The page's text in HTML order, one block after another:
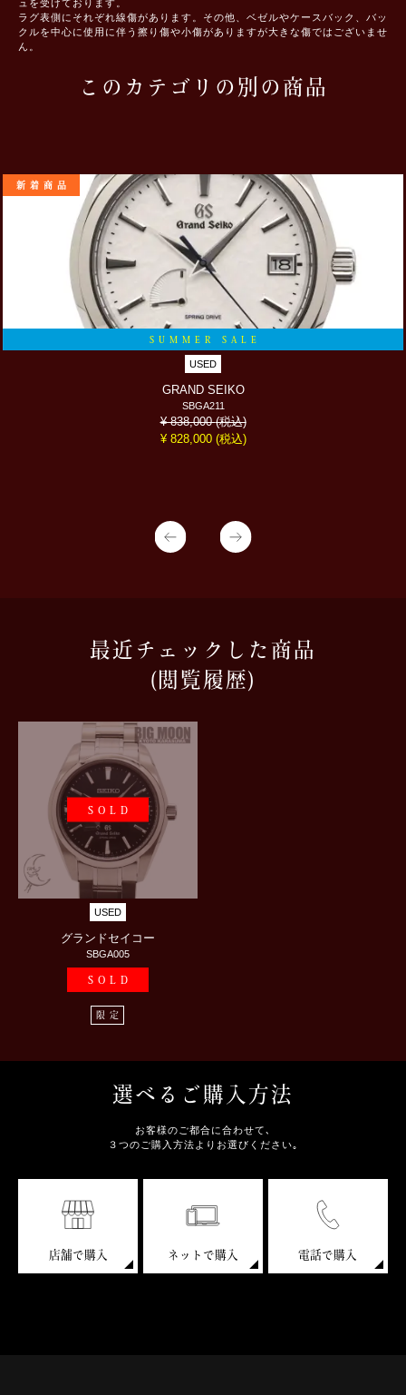
ュを受けております。
ラグ表側にそれぞれ線傷があります。その他、ベゼルやケースバック、バッ
クルを中心に使用に伴う擦り傷や小傷がありますが大きな傷ではございませ
ん。
このカテゴリの別の商品
SUMMER SALE
USED
GRAND SEIKO
SBGA211
¥ 838,000(税込)
¥ 828,000 (税込)
新着商品
最近チェックした商品
(閲覧履歴)
SOLD
USED
グランドセイコー
SBGA005
SOLD
限定
選べるご購入方法
お客様のご都合に合わせて､
３つのご購入方法よりお選びください｡
店舗で購入 ネットで購入 電話で購入